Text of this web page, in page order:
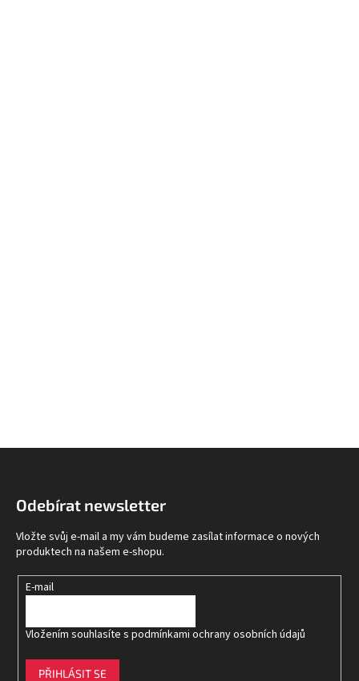
Odebírat newsletter
Vložte svůj e-mail a my vám budeme zasílat informace o nových
produktech na našem e-shopu.
E-mail
Vložením souhlasíte s podmínkami ochrany osobních údajů
PŘIHLÁSIT SE